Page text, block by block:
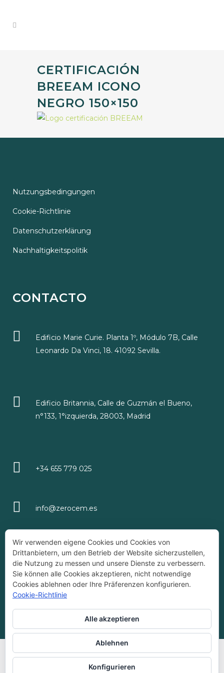
CERTIFICACIÓN
BREEAM ICONO
NEGRO 150×150
Nutzungsbedingungen
Cookie-Richtlinie
Datenschutzerklärung
Nachhaltigkeitspolitik
CONTACTO
Edificio Marie Curie. Planta 1º, Módulo 7B, Calle
Leonardo Da Vinci, 18. 41092 Sevilla.
Edificio Britannia, Calle de Guzmán el Bueno,
n°133, 1°izquierda, 28003, Madrid
+34 655 779 025
info@zerocem.es
ÚLTIMAS ENTRADAS
Español(Spanisch) English(Englisch)
Französisch)
Wir verwenden eigene Cookies und Cookies von
Drittanbietern, um den Betrieb der Website sicherzustellen,
die Nutzung zu messen und unsere Dienste zu verbessern.
Sie können alle Cookies akzeptieren, nicht notwendige
Cookies ablehnen oder Ihre Präferenzen konfigurieren.
Cookie-Richtlinie
Alle akzeptieren
Ablehnen
Konfigurieren